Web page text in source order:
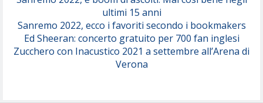
ultimi 15 anni
Sanremo 2022, ecco i favoriti secondo i bookmakers
Ed Sheeran: concerto gratuito per 700 fan inglesi
Zucchero con Inacustico 2021 a settembre all’Arena di
Verona